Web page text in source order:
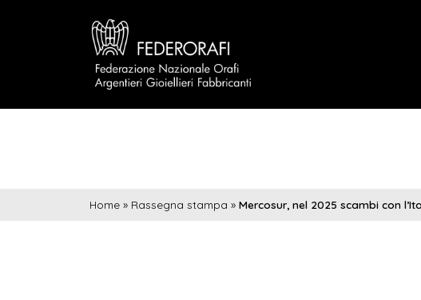
Home » Rassegna stampa » Mercosur, nel 2025 scambi con